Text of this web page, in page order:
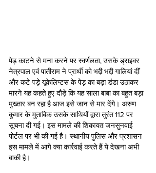
पेड़ काटने से मना करने पर स्वर्णलता, उसके ड्राइवर
नेत्रपाल एवं पातीराम ने प्रार्थी को भद्दी भद्दी गालियां दीं
और कटे पड़े यूकेलिप्टस के पेड़ का बड़ा डंडा उठाकर
मारने यह कहते हुए दौड़े कि यह साला बाबा का बहुत बड़ा
मुख्तार बन रहा है आज इसे जान से मार देंगे। अरुण
कुमार के मुताबिक उसके साथियों द्वारा तुरंत 112 पर
सूचना दी गई। इस मामले की शिकायत जनसुनवाई
पोर्टल पर भी की गई है। स्थानीय पुलिस और प्रशासन
इस मामले में आगे क्या कार्रवाई करते हैं ये देखना अभी
बाकी है।